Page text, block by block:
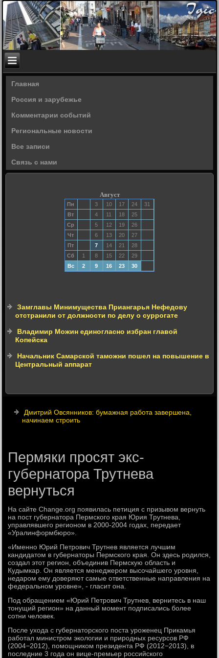
Главная
Россия и зарубежье
Комментарии событий
Региональные новости
Все записи
Связь с нами
Август
Пн 3 10 17 24
31
Вт
4 11 18
25
Ср
5 12 19
26
Чт
6 13 20
27
Пт
7 14 21
28
Сб
1 8 15 22
29
Вс
2 9 16 23 30
Замглавы Минимущества Приангарья Нефедову
отстранили от должности по делу о суррогате
Владимир Можин единогласно избран главой
Копейска
Начальник Самарской таможни пошел на повышение в
Центральный аппарат
Дмитрий Овсянников: бумажная работа завершена,
начинаем строить
Пермяки просят экс-
губернатора Трутнева
вернуться
На сайте Change.org появилась петиция с призывом вернуть
на пост губернатора Пермского края Юрия Трутнева,
управлявшего регионом в 2000-2004 годах, передает
«Уралинформбюро».
«Именно Юрий Петрович Трутнев является лучшим
кандидатом в губернаторы Пермского края. Он здесь родился,
создал этот регион, объединив Пермскую область и
Кудымкар. Он является менеджером высочайшего уровня,
недаром ему доверяют самые ответственные направления на
федеральном уровне», - гласит она.
Под обращением «Юрий Петрович Трутнев, вернитесь в наш
тонущий регион» на данный момент подписались более
сотни человек.
После ухода с губернаторского поста уроженец Прикамья
работал министром экологии и природных ресурсов РФ
(2004−2012), помощником президента РФ (2012−2013), в
последние 3 года он вице-премьер российского